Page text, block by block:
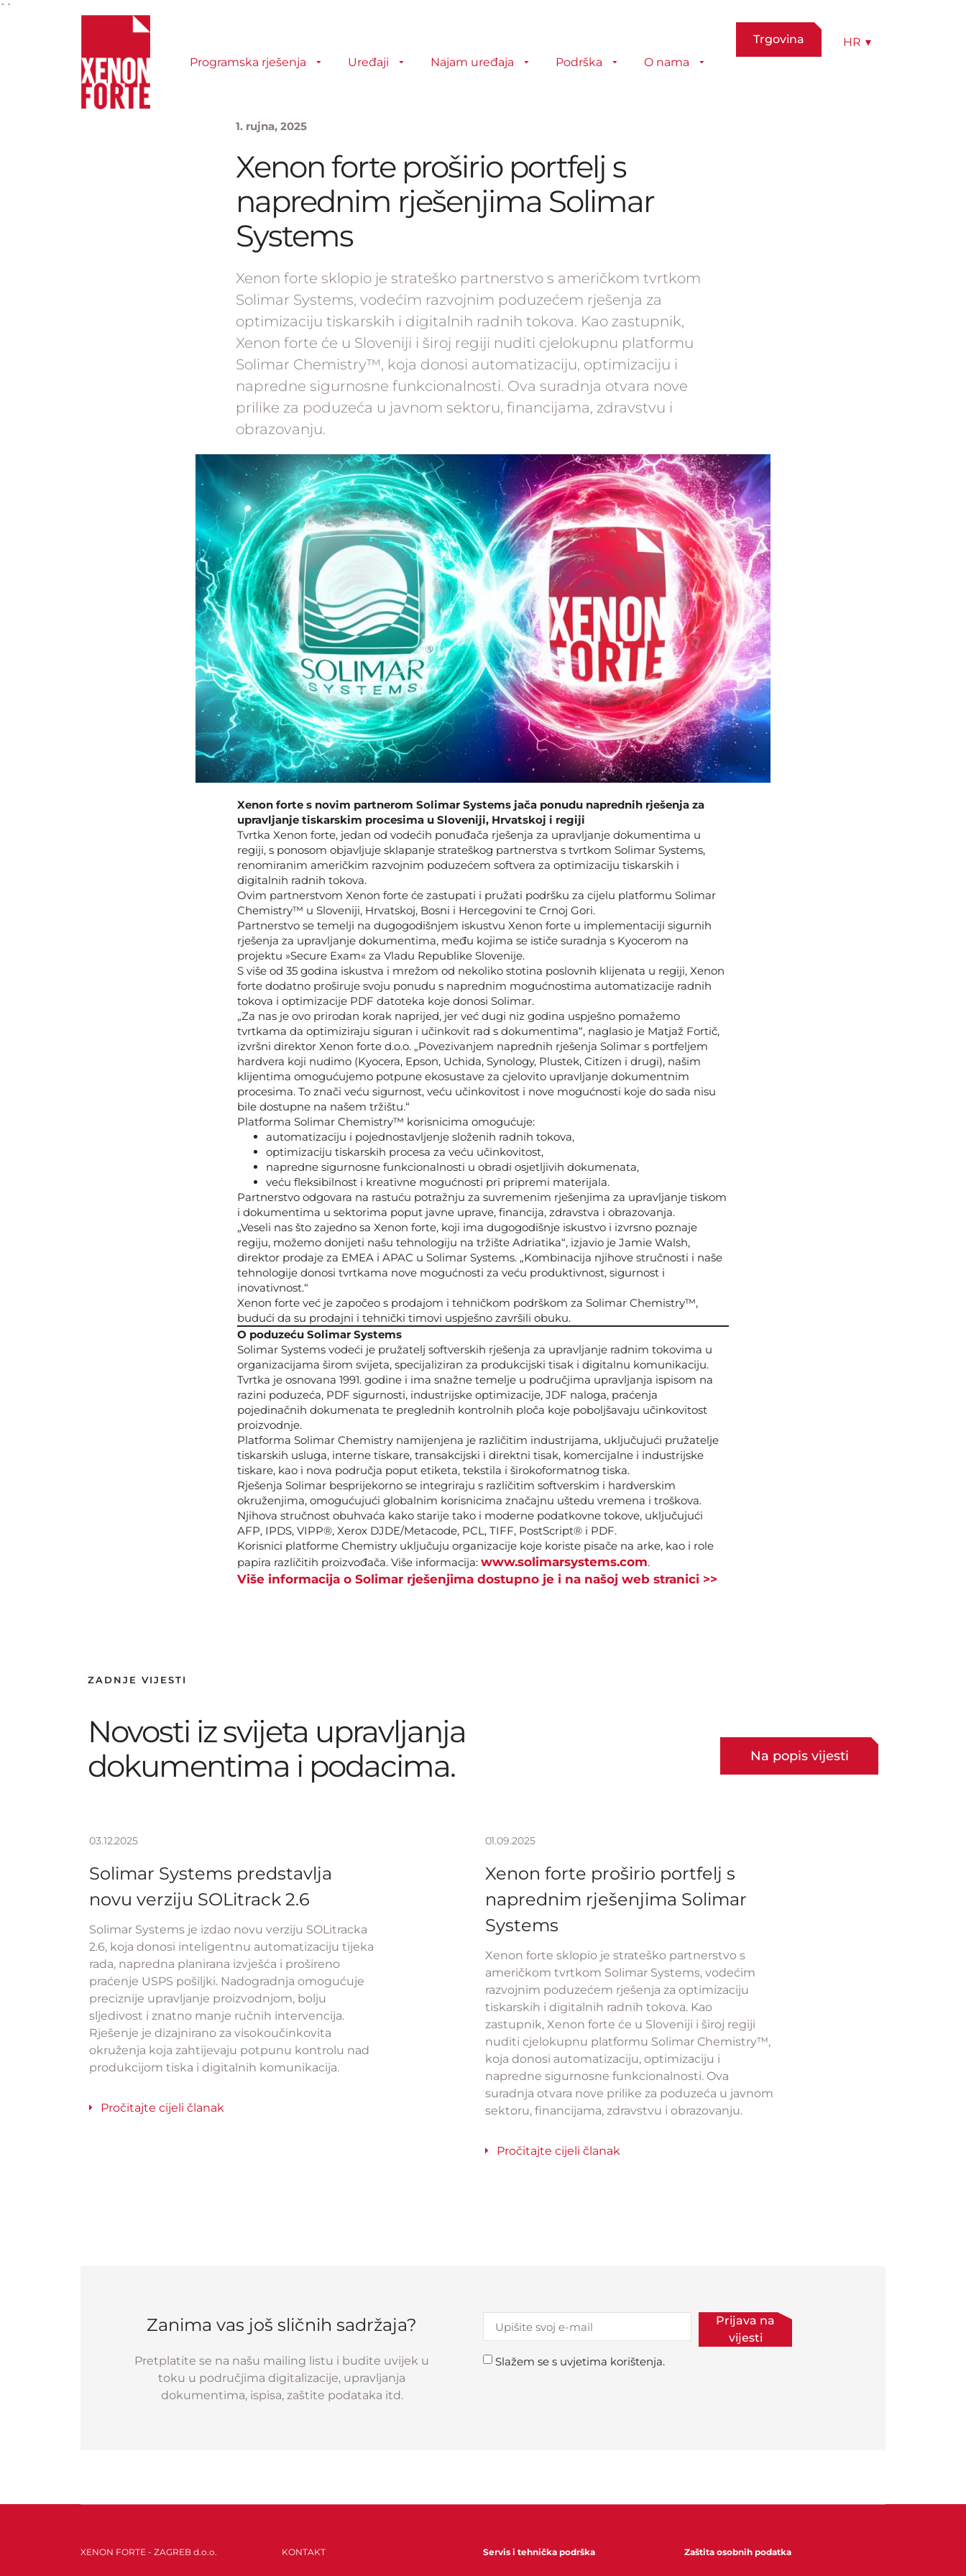
``
Programska rješenja Uređaji Najam uređaja Podrška O nama
Trgovina HR ▾
1. rujna, 2025
Xenon forte proširio portfelj s
naprednim rješenjima Solimar
Systems
Xenon forte sklopio je strateško partnerstvo s američkom tvrtkom
Solimar Systems, vodećim razvojnim poduzećem rješenja za
optimizaciju tiskarskih i digitalnih radnih tokova. Kao zastupnik,
Xenon forte će u Sloveniji i široj regiji nuditi cjelokupnu platformu
Solimar Chemistry™, koja donosi automatizaciju, optimizaciju i
napredne sigurnosne funkcionalnosti. Ova suradnja otvara nove
prilike za poduzeća u javnom sektoru, financijama, zdravstvu i
obrazovanju.
Xenon forte s novim partnerom Solimar Systems jača ponudu naprednih rješenja za
upravljanje tiskarskim procesima u Sloveniji, Hrvatskoj i regiji
Tvrtka Xenon forte, jedan od vodećih ponuđača rješenja za upravljanje dokumentima u
regiji, s ponosom objavljuje sklapanje strateškog partnerstva s tvrtkom Solimar Systems,
renomiranim američkim razvojnim poduzećem softvera za optimizaciju tiskarskih i
digitalnih radnih tokova.
Ovim partnerstvom Xenon forte će zastupati i pružati podršku za cijelu platformu Solimar
Chemistry™ u Sloveniji, Hrvatskoj, Bosni i Hercegovini te Crnoj Gori.
Partnerstvo se temelji na dugogodišnjem iskustvu Xenon forte u implementaciji sigurnih
rješenja za upravljanje dokumentima, među kojima se ističe suradnja s Kyocerom na
projektu »Secure Exam« za Vladu Republike Slovenije.
S više od 35 godina iskustva i mrežom od nekoliko stotina poslovnih klijenata u regiji, Xenon
forte dodatno proširuje svoju ponudu s naprednim mogućnostima automatizacije radnih
tokova i optimizacije PDF datoteka koje donosi Solimar.
„Za nas je ovo prirodan korak naprijed, jer već dugi niz godina uspješno pomažemo
tvrtkama da optimiziraju siguran i učinkovit rad s dokumentima“, naglasio je Matjaž Fortič,
izvršni direktor Xenon forte d.o.o. „Povezivanjem naprednih rješenja Solimar s portfeljem
hardvera koji nudimo (Kyocera, Epson, Uchida, Synology, Plustek, Citizen i drugi), našim
klijentima omogućujemo potpune ekosustave za cjelovito upravljanje dokumentnim
procesima. To znači veću sigurnost, veću učinkovitost i nove mogućnosti koje do sada nisu
bile dostupne na našem tržištu.“
Platforma Solimar Chemistry™ korisnicima omogućuje:
automatizaciju i pojednostavljenje složenih radnih tokova,
optimizaciju tiskarskih procesa za veću učinkovitost,
napredne sigurnosne funkcionalnosti u obradi osjetljivih dokumenata,
veću fleksibilnost i kreativne mogućnosti pri pripremi materijala.
Partnerstvo odgovara na rastuću potražnju za suvremenim rješenjima za upravljanje tiskom
i dokumentima u sektorima poput javne uprave, financija, zdravstva i obrazovanja.
„Veseli nas što zajedno sa Xenon forte, koji ima dugogodišnje iskustvo i izvrsno poznaje
regiju, možemo donijeti našu tehnologiju na tržište Adriatika“, izjavio je Jamie Walsh,
direktor prodaje za EMEA i APAC u Solimar Systems. „Kombinacija njihove stručnosti i naše
tehnologije donosi tvrtkama nove mogućnosti za veću produktivnost, sigurnost i
inovativnost.“
Xenon forte već je započeo s prodajom i tehničkom podrškom za Solimar Chemistry™,
budući da su prodajni i tehnički timovi uspješno završili obuku.
O poduzeću Solimar Systems
Solimar Systems vodeći je pružatelj softverskih rješenja za upravljanje radnim tokovima u
organizacijama širom svijeta, specijaliziran za produkcijski tisak i digitalnu komunikaciju.
Tvrtka je osnovana 1991. godine i ima snažne temelje u područjima upravljanja ispisom na
razini poduzeća, PDF sigurnosti, industrijske optimizacije, JDF naloga, praćenja
pojedinačnih dokumenata te preglednih kontrolnih ploča koje poboljšavaju učinkovitost
proizvodnje.
Platforma Solimar Chemistry namijenjena je različitim industrijama, uključujući pružatelje
tiskarskih usluga, interne tiskare, transakcijski i direktni tisak, komercijalne i industrijske
tiskare, kao i nova područja poput etiketa, tekstila i širokoformatnog tiska.
Rješenja Solimar besprijekorno se integriraju s različitim softverskim i hardverskim
okruženjima, omogućujući globalnim korisnicima značajnu uštedu vremena i troškova.
Njihova stručnost obuhvaća kako starije tako i moderne podatkovne tokove, uključujući
AFP, IPDS, VIPP®, Xerox DJDE/Metacode, PCL, TIFF, PostScript® i PDF.
Korisnici platforme Chemistry uključuju organizacije koje koriste pisače na arke, kao i role
papira različitih proizvođača. Više informacija: www.solimarsystems.com.
Više informacija o Solimar rješenjima dostupno je i na našoj web stranici >>
ZADNJE VIJESTI
Novosti iz svijeta upravljanja
dokumentima i podacima.
Na popis vijesti
03.12.2025
Solimar Systems predstavlja
novu verziju SOLitrack 2.6
Solimar Systems je izdao novu verziju SOLitracka
2.6, koja donosi inteligentnu automatizaciju tijeka
rada, napredna planirana izvješća i prošireno
praćenje USPS pošiljki. Nadogradnja omogućuje
preciznije upravljanje proizvodnjom, bolju
sljedivost i znatno manje ručnih intervencija.
Rješenje je dizajnirano za visokoučinkovita
okruženja koja zahtijevaju potpunu kontrolu nad
produkcijom tiska i digitalnih komunikacija.
Pročitajte cijeli članak
01.09.2025
Xenon forte proširio portfelj s
naprednim rješenjima Solimar
Systems
Xenon forte sklopio je strateško partnerstvo s
američkom tvrtkom Solimar Systems, vodećim
razvojnim poduzećem rješenja za optimizaciju
tiskarskih i digitalnih radnih tokova. Kao
zastupnik, Xenon forte će u Sloveniji i široj regiji
nuditi cjelokupnu platformu Solimar Chemistry™,
koja donosi automatizaciju, optimizaciju i
napredne sigurnosne funkcionalnosti. Ova
suradnja otvara nove prilike za poduzeća u javnom
sektoru, financijama, zdravstvu i obrazovanju.
Pročitajte cijeli članak
Zanima vas još sličnih sadržaja?
Pretplatite se na našu mailing listu i budite uvijek u
toku u područjima digitalizacije, upravljanja
dokumentima, ispisa, zaštite podataka itd.
Slažem se s uvjetima korištenja.
Prijava na
vijesti
XENON FORTE - ZAGREB d.o.o. KONTAKT Servis i tehnička podrška Zaštita osobnih podatka